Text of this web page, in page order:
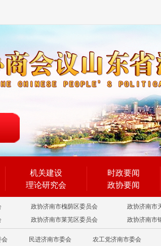
机关建设
理论研究会
时政要闻
政协要闻
政协济南市槐荫区委员会 政协济南市
政协济南市莱芜区委员会 政协济南市
会 民进济南市委会 农工党济南市委会